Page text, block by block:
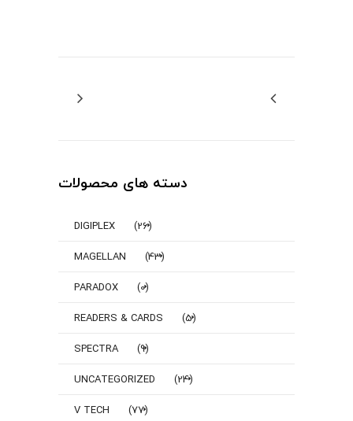
دسته های محصولات
DIGIPLEX
(26)
MAGELLAN
(43)
PARADOX
(0)
READERS & CARDS
(5)
SPECTRA
(9)
UNCATEGORIZED
(24)
V TECH
(77)